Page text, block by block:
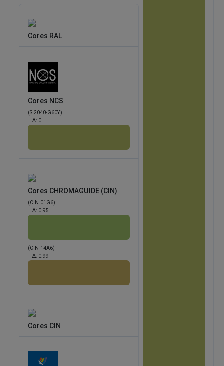
Cores RAL
Cores NCS
(S 2040-G60Y)
Δ: 0
Cores CHROMAGUIDE (CIN)
(CIN 01G6)
Δ: 0.95
(CIN 14A6)
Δ: 0.99
Cores CIN